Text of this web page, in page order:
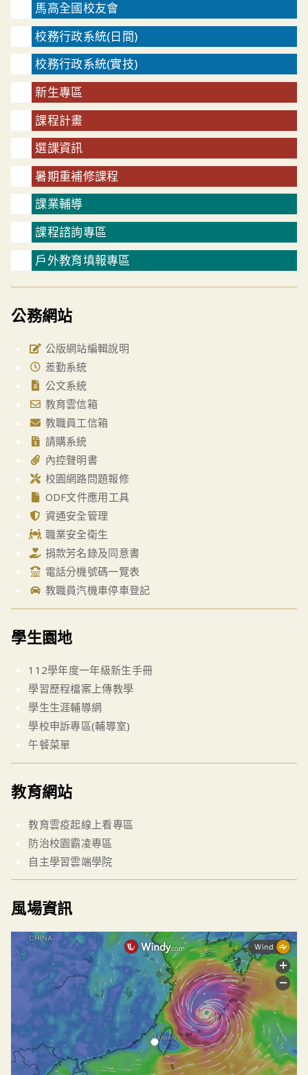
馬高全國校友會
校務行政系統(日間)
校務行政系統(實技)
新生專區
課程計畫
選課資訊
暑期重補修課程
課業輔導
課程諮詢專區
戶外教育填報專區
公務網站
公版網站編輯說明
差勤系統
公文系統
教育雲信箱
教職員工信箱
請購系統
內控聲明書
校園網路問題報修
ODF文件應用工具
資通安全管理
職業安全衛生
捐款芳名錄及同意書
電話分機號碼一覽表
教職員汽機車停車登記
學生園地
112學年度一年級新生手冊
學習歷程檔案上傳教學
學生生涯輔導網
學校申訴專區(輔導室)
午餐菜單
教育網站
教育雲疫起線上看專區
防治校園霸凌專區
自主學習雲端學院
風場資訊